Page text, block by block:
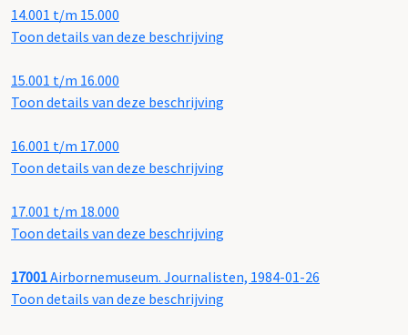
14.001 t/m 15.000
Toon details van deze beschrijving
15.001 t/m 16.000
Toon details van deze beschrijving
16.001 t/m 17.000
Toon details van deze beschrijving
17.001 t/m 18.000
Toon details van deze beschrijving
17001Airbornemuseum. Journalisten, 1984-01-26
Toon details van deze beschrijving